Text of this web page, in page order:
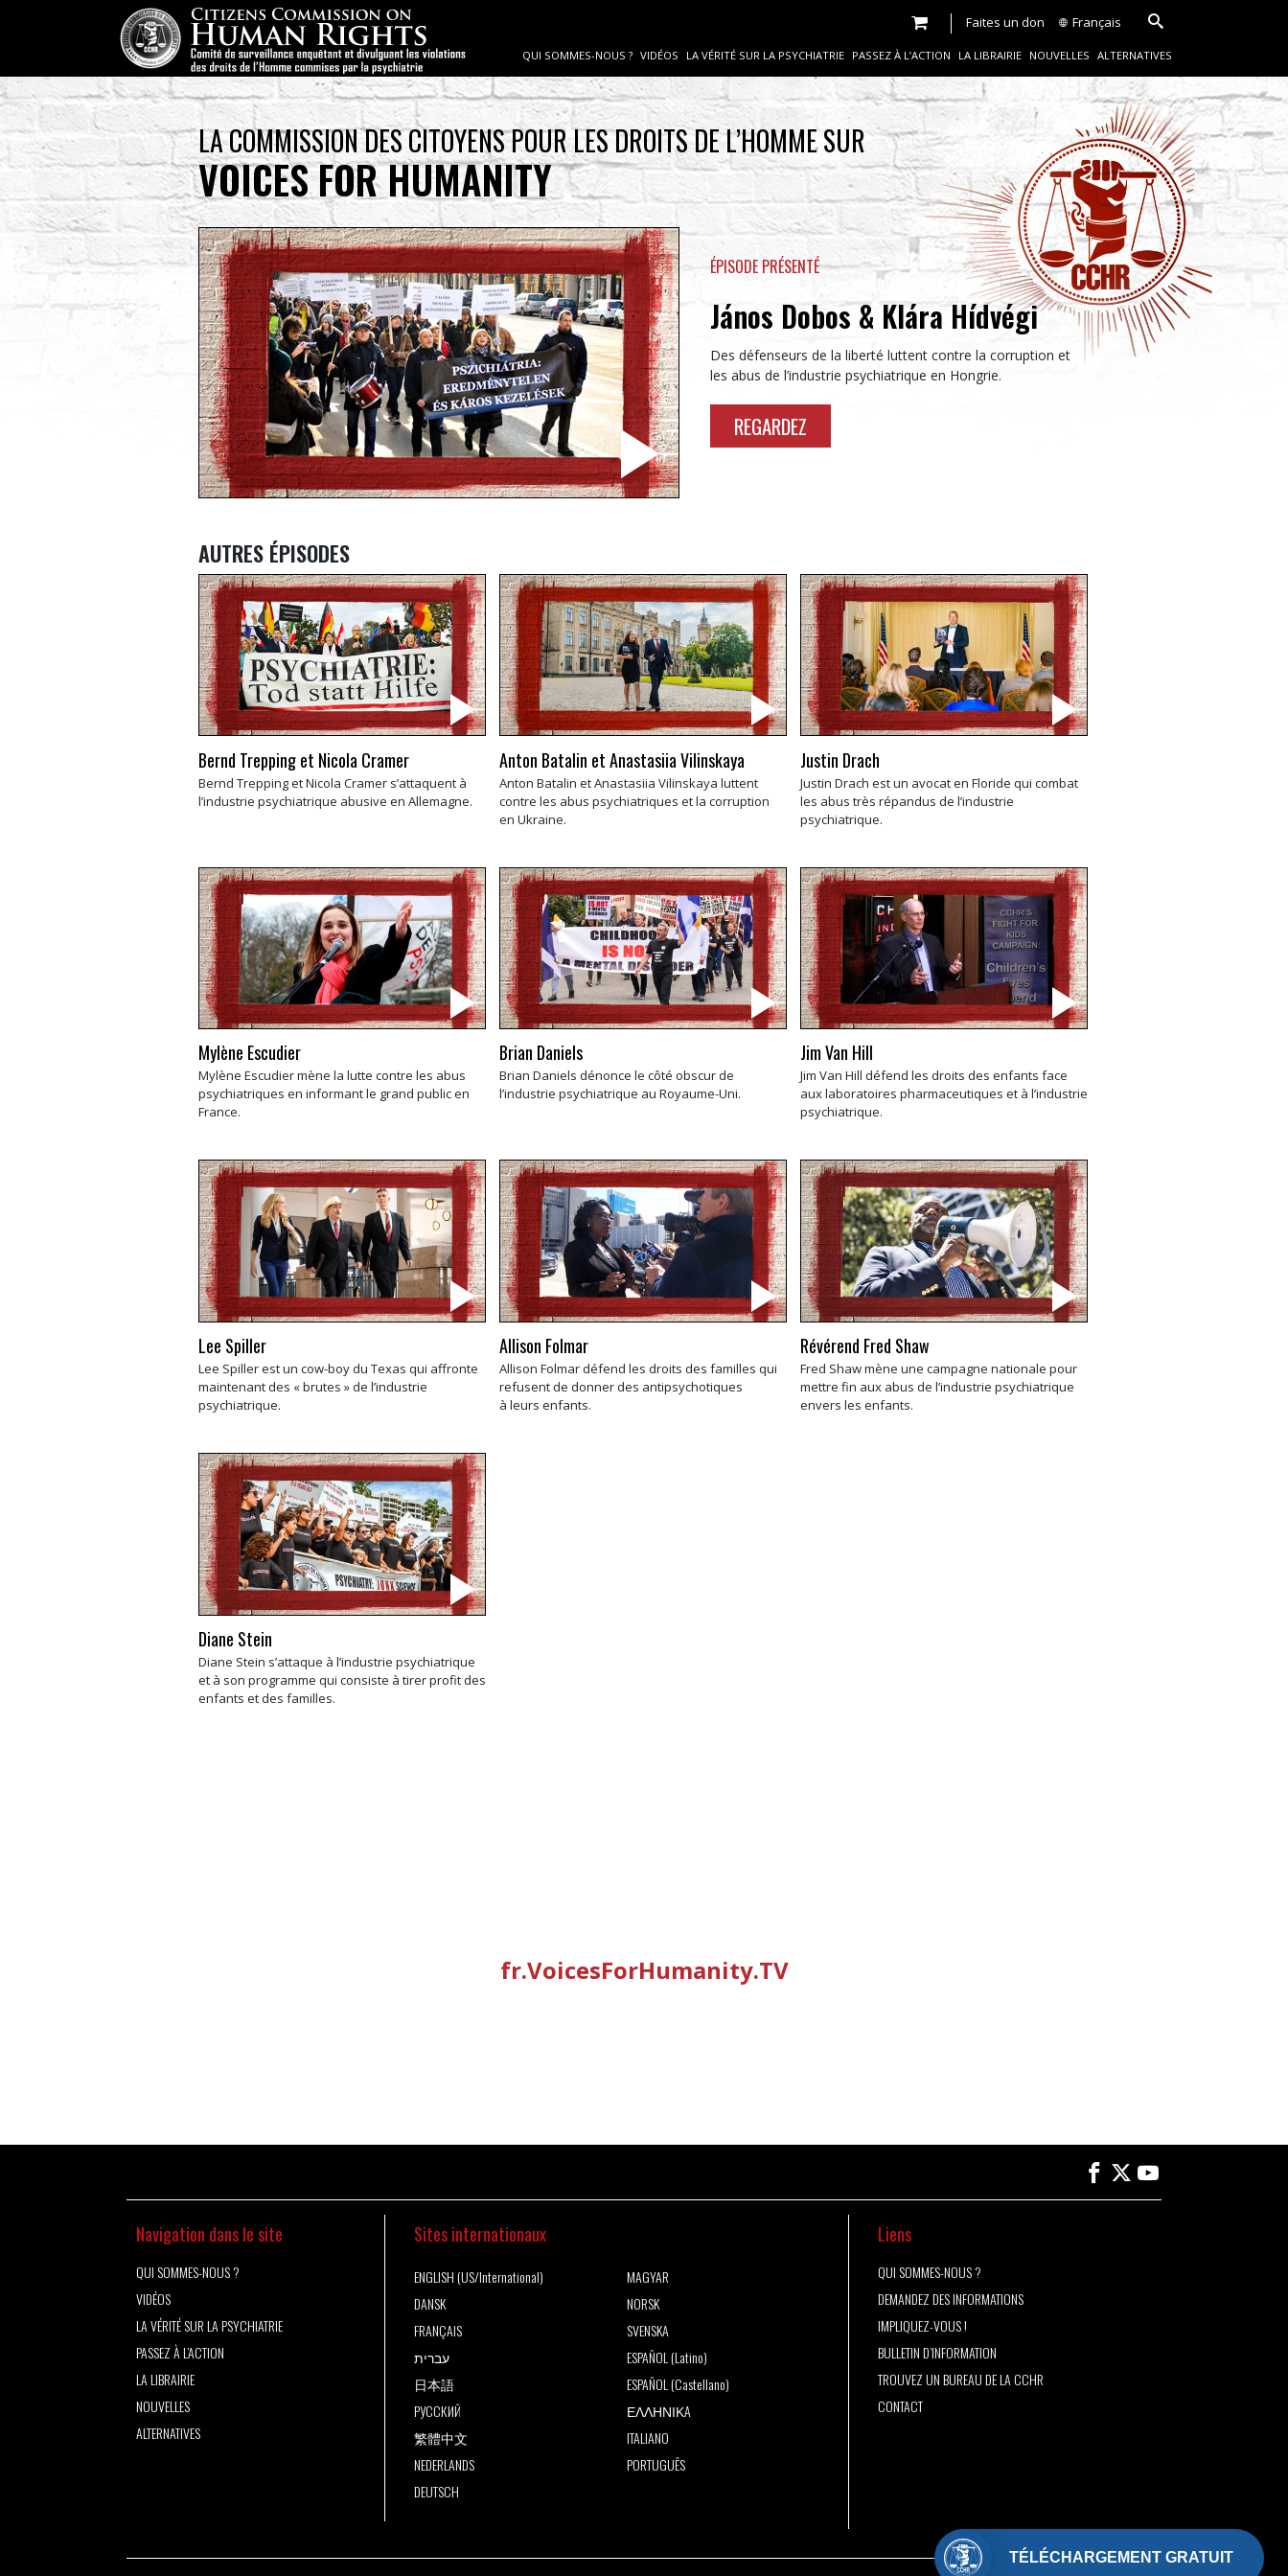
Faites un don Français
QUI SOMMES-NOUS ? VIDÉOS LA VÉRITÉ SUR LA PSYCHIATRIE PASSEZ À L’ACTION LA LIBRAIRIE NOUVELLES ALTERNATIVES
LA COMMISSION DES CITOYENS POUR LES DROITS DE L’HOMME SUR
VOICES FOR HUMANITY
ÉPISODE PRÉSENTÉ
János Dobos & Klára Hídvégi
Des défenseurs de la liberté luttent contre la corruption et
les abus de l’industrie psychiatrique en Hongrie.
REGARDEZ
AUTRES ÉPISODES
Bernd Trepping et Nicola Cramer
Bernd Trepping et Nicola Cramer s’attaquent à
l’industrie psychiatrique abusive en Allemagne.
Anton Batalin et Anastasiia Vilinskaya
Anton Batalin et Anastasiia Vilinskaya luttent
contre les abus psychiatriques et la corruption
en Ukraine.
Justin Drach
Justin Drach est un avocat en Floride qui combat
les abus très répandus de l’industrie
psychiatrique.
Mylène Escudier
Mylène Escudier mène la lutte contre les abus
psychiatriques en informant le grand public en
France.
Brian Daniels
Brian Daniels dénonce le côté obscur de
l’industrie psychiatrique au Royaume-Uni.
Jim Van Hill
Jim Van Hill défend les droits des enfants face
aux laboratoires pharmaceutiques et à l’industrie
psychiatrique.
Lee Spiller
Lee Spiller est un cow-boy du Texas qui affronte
maintenant des « brutes » de l’industrie
psychiatrique.
Allison Folmar
Allison Folmar défend les droits des familles qui
refusent de donner des antipsychotiques
à leurs enfants.
Révérend Fred Shaw
Fred Shaw mène une campagne nationale pour
mettre fin aux abus de l’industrie psychiatrique
envers les enfants.
Diane Stein
Diane Stein s’attaque à l’industrie psychiatrique
et à son programme qui consiste à tirer profit des
enfants et des familles.
fr.VoicesForHumanity.TV
Navigation dans le site
QUI SOMMES-NOUS ?
VIDÉOS
LA VÉRITÉ SUR LA PSYCHIATRIE
PASSEZ À L’ACTION
LA LIBRAIRIE
NOUVELLES
ALTERNATIVES
Sites internationaux
ENGLISH (US/International)
DANSK
FRANÇAIS
עברית
日本語
РУССКИЙ
繁體中文
NEDERLANDS
DEUTSCH
MAGYAR
NORSK
SVENSKA
ESPAÑOL (Latino)
ESPAÑOL (Castellano)
ΕΛΛΗΝΙΚA
ITALIANO
PORTUGUÊS
Liens
QUI SOMMES-NOUS ?
DEMANDEZ DES INFORMATIONS
IMPLIQUEZ-VOUS !
BULLETIN D’INFORMATION
TROUVEZ UN BUREAU DE LA CCHR
CONTACT
TÉLÉCHARGEMENT GRATUIT